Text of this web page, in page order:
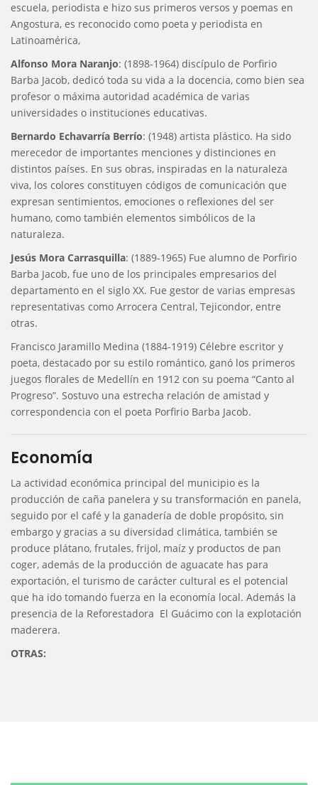
escuela, periodista e hizo sus primeros versos y poemas en
Angostura, es reconocido como poeta y periodista en
Latinoamérica,
Alfonso Mora Naranjo: (1898-1964) discípulo de Porfirio
Barba Jacob, dedicó toda su vida a la docencia, como bien sea
profesor o máxima autoridad académica de varias
universidades o instituciones educativas.
Bernardo Echavarría Berrío: (1948) artista plástico. Ha sido
merecedor de importantes menciones y distinciones en
distintos países. En sus obras, inspiradas en la naturaleza
viva, los colores constituyen códigos de comunicación que
expresan sentimientos, emociones o reflexiones del ser
humano, como también elementos simbólicos de la
naturaleza.
Jesús Mora Carrasquilla: (1889-1965) Fue alumno de Porfirio
Barba Jacob, fue uno de los principales empresarios del
departamento en el siglo XX. Fue gestor de varias empresas
representativas como Arrocera Central, Tejicondor, entre
otras.
Francisco Jaramillo Medina (1884-1919) Célebre escritor y
poeta, destacado por su estilo romántico, ganó los primeros
juegos florales de Medellín en 1912 con su poema “Canto al
Progreso”. Sostuvo una estrecha relación de amistad y
correspondencia con el poeta Porfirio Barba Jacob.
Economía
La actividad económica principal del municipio es la
producción de caña panelera y su transformación en panela,
seguido por el café y la ganadería de doble propósito, sin
embargo y gracias a su diversidad climática, también se
produce plátano, frutales, frijol, maíz y productos de pan
coger, además de la producción de aguacate has para
exportación, el turismo de carácter cultural es el potencial
que ha ido tomando fuerza en la economía local. Además la
presencia de la Reforestadora El Guácimo con la explotación
maderera.
OTRAS: